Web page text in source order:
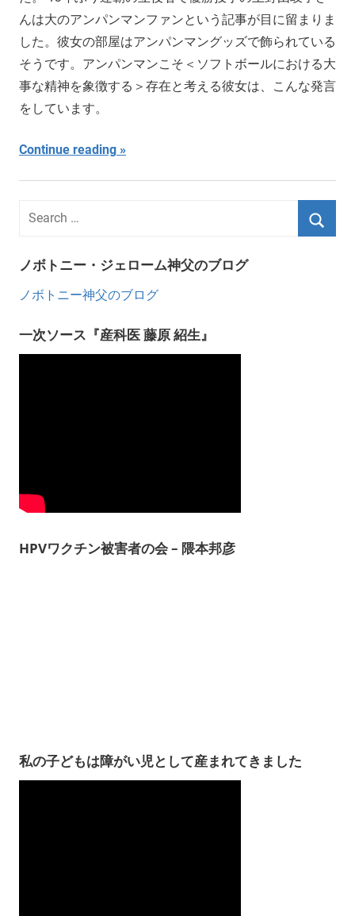
んは大のアンパンマンファンという記事が目に留まりま
した。彼女の部屋はアンパンマングッズで飾られている
そうです。アンパンマンこそ＜ソフトボールにおける大
事な精神を象徴する＞存在と考える彼女は、こんな発言
をしています。
Continue reading
ノボトニー・ジェローム神父のブログ
ノボトニー神父のブログ
一次ソース『産科医 藤原 紹生』
HPVワクチン被害者の会 – 隈本邦彦
私の子どもは障がい児として産まれてきました